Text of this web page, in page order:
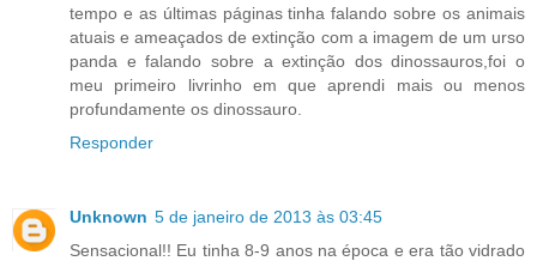
tempo e as últimas páginas tinha falando sobre os animais
atuais e ameaçados de extinção com a imagem de um urso
panda e falando sobre a extinção dos dinossauros,foi o
meu primeiro livrinho em que aprendi mais ou menos
profundamente os dinossauro.
Responder
Unknown 5 de janeiro de 2013 às 03:45
Sensacional!! Eu tinha 8-9 anos na época e era tão vidrado